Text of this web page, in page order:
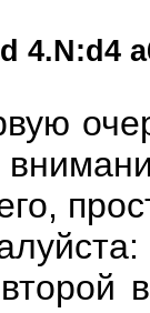
4.N:d4